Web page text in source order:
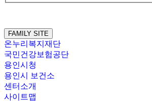
FAMILY SITE
온누리복지재단
국민건강보험공단
용인시청
용인시 보건소
센터소개
사이트맵